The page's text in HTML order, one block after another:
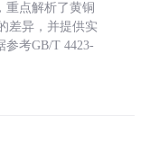
重点解析了黄铜
差异，并提供实
考GB/T 4423-